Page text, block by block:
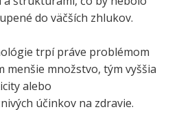
do väčších zhlukov.
trpí práve problémom
menšie množstvo, tým vyššia
alebo
účinkov na zdravie.